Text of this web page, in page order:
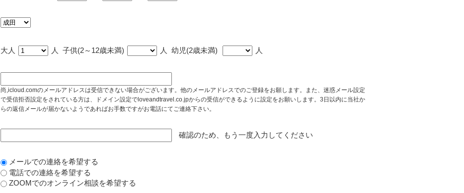
大人 人 子供(2～12歳未満) 人 幼児(2歳未満) 人
尚,icloud.comのメールアドレスは受信できない場合がございます。他のメールアドレスでのご登録をお願します。また、迷惑メール設定
で受信拒否設定をされている方は、ドメイン設定でloveandtravel.co.jpからの受信ができるように設定をお願いします。3日以内に当社か
らの返信メールが届かないようであればお手数ですがお電話にてご連絡下さい。
確認のため、もう一度入力してください
メールでの連絡を希望する
電話での連絡を希望する
ZOOMでのオンライン相談を希望する